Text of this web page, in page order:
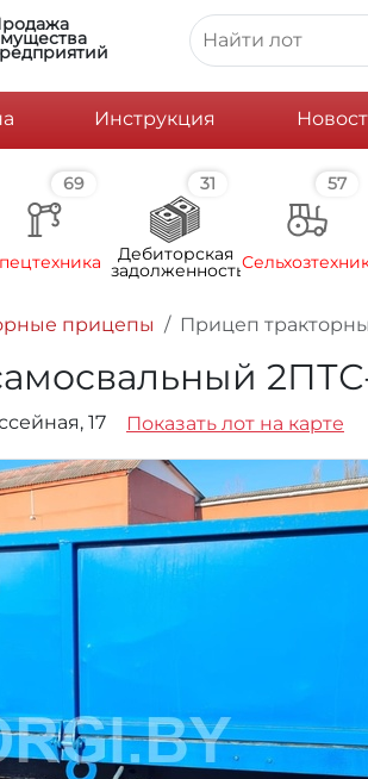
Инструкция
69 31
Дебиторская
задолженность
57
прицепы Прицеп
2ПТС-
17 Показать лот на карте